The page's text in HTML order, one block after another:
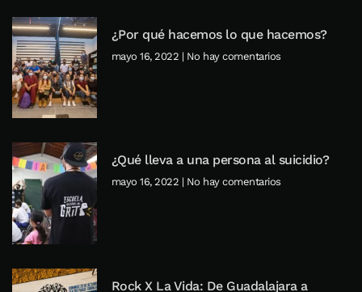
¿Por qué hacemos lo que hacemos?
mayo 16, 2022 No hay comentarios
¿Qué lleva a una persona al suicidio?
mayo 16, 2022 No hay comentarios
Rock X La Vida: De Guadalajara a